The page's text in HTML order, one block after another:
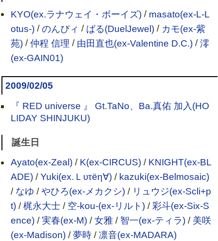
KYO(ex.ラナウェイ・ボーイズ)/ masato(ex-L-L
otus-)/のんぴィ / ばる(DuelJewel)/ カモ(ex-紫
苑)/仲程 信理 / 由田直也(ex-Valentine D.C.)/澪
(ex-GAIN01)
2009/02/05
『 RED universe 』 Gt.TaNo、Ba.真佑 加入(HO
LIDAY SHINJUKU)
誕生日
Ayato(ex-Zeal)/ K(ex-CIRCUS)/ KNIGHT(ex-BL
ADE)/Yuki(ex.Ｌυτёη∀)/ kazuki(ex-Belmosaic)
/ なゆ /やひろ(ex-メカクシ)/ リュウジ(ex-Scli+p
t)/梶永大士/ 空-kou-(ex-リルト)/彩斗(ex-Six-S
ence)/実春(ex-M)/女雅/ 智一(ex-ティラ)/ 美咲
(ex-Madison)/夢時/凛音(ex-MADARA)